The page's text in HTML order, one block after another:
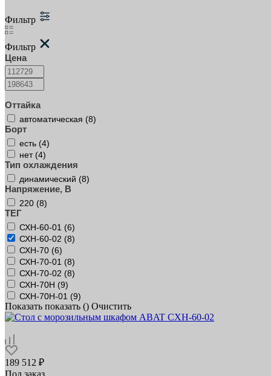
Фильтр
Фильтр
Цена
Оттайка
автоматическая (8)
Борт
есть (4)
нет (4)
Тип охлаждения
динамический (8)
Напряжение, В
220 (8)
ТЕГ
СХН-60-01 (6)
СХН-60-02 (8)
СХН-70 (6)
СХН-70-01 (8)
СХН-70-02 (8)
СХН-70Н (9)
СХН-70Н-01 (9)
Показать показать () Очистить
189 512 ₽
Под заказ